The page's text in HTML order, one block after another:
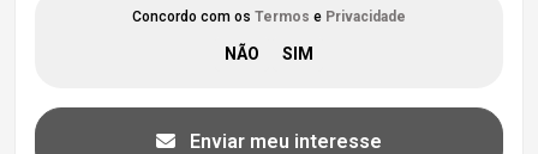
Concordo com os Termos e Privacidade
Enviar meu interesse